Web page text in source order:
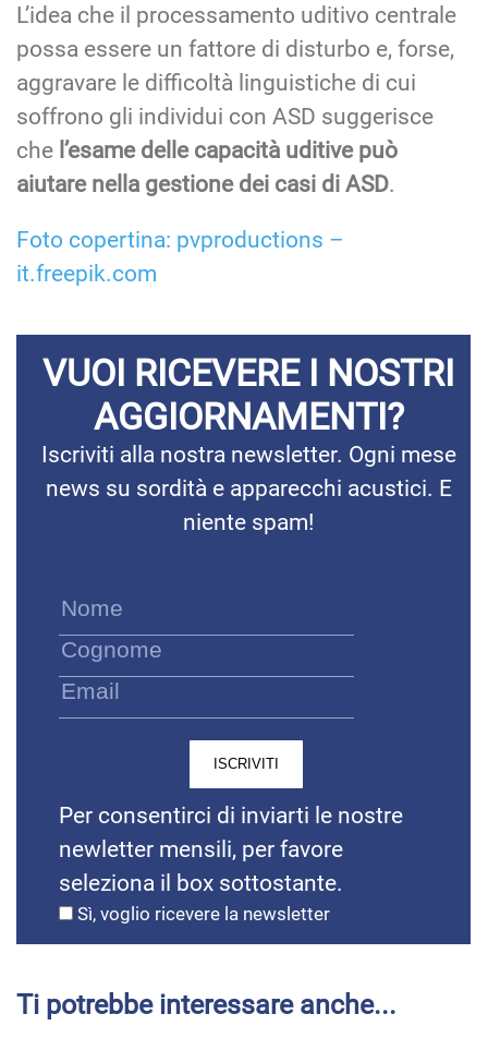
L’idea che il processamento uditivo centrale
possa essere un fattore di disturbo e, forse,
aggravare le difficoltà linguistiche di cui
soffrono gli individui con ASD suggerisce
che l’esame delle capacità uditive può
aiutare nella gestione dei casi di ASD.
Foto copertina: pvproductions –
it.freepik.com
VUOI RICEVERE I NOSTRI
AGGIORNAMENTI?
Iscriviti alla nostra newsletter. Ogni mese
news su sordità e apparecchi acustici. E
niente spam!
Per consentirci di inviarti le nostre
newletter mensili, per favore
seleziona il box sottostante.
Sì, voglio ricevere la newsletter
Ti potrebbe interessare anche...